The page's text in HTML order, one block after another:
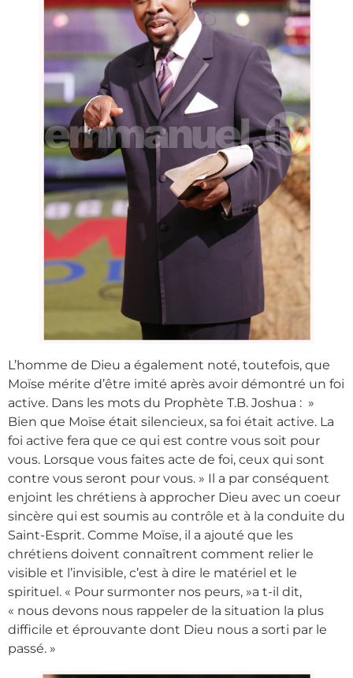
L’homme de Dieu a également noté, toutefois, que
Moïse mérite d’être imité après avoir démontré un foi
active. Dans les mots du Prophète T.B. Joshua : »
Bien que Moïse était silencieux, sa foi était active. La
foi active fera que ce qui est contre vous soit pour
vous. Lorsque vous faites acte de foi, ceux qui sont
contre vous seront pour vous. » Il a par conséquent
enjoint les chrétiens à approcher Dieu avec un coeur
sincère qui est soumis au contrôle et à la conduite du
Saint-Esprit. Comme Moïse, il a ajouté que les
chrétiens doivent connaîtrent comment relier le
visible et l’invisible, c’est à dire le matériel et le
spirituel. « Pour surmonter nos peurs, »a t-il dit,
« nous devons nous rappeler de la situation la plus
difficile et éprouvante dont Dieu nous a sorti par le
passé. »